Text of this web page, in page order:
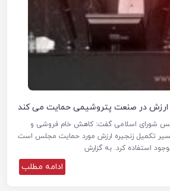
ارزش در صنعت پتروشیمی حمایت می کند
اصل 90 مجلس شورای اسلامی گفت: کاهش خام فروشی و
تکمیل زنجیره ارزش مورد حمایت مجلس است
استفاده کرد. به گزارش
ادامه مطلب